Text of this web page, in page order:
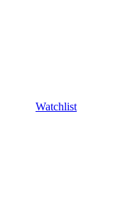
Watchlist